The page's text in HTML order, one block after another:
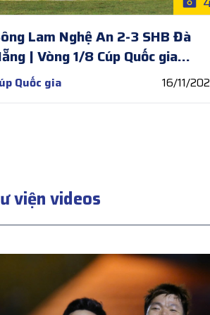
Lam Nghệ An 2-3 SHB Đà
| Vòng 1/8 Cúp Quốc gia
26
Quốc gia 16/11/
viện videos